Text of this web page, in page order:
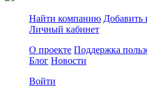
Найти компанию Добавить
Личный кабинет
О проекте Поддержка
Блог Новости
Войти